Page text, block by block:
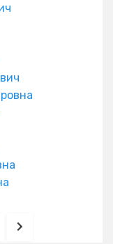
NEXT